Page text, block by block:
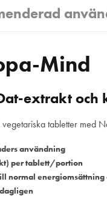
Mind
extrakt och
tabletter med
användning
per tablett/portion
normal